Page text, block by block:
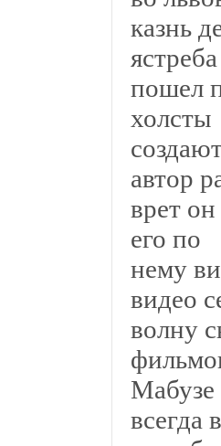
казнь
ястреба
пошел
холсты
автор
врет
его по
нему
видео
волну
Мабузе
всегда